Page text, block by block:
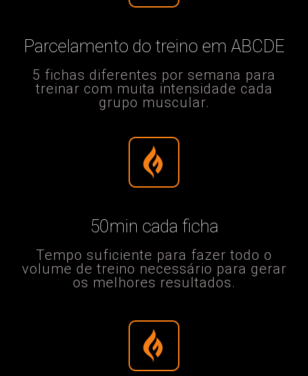
Parcelamento do treino em ABCDE
5 fichas diferentes por semana para
treinar com muita intensidade cada
grupo muscular.​
50min cada ficha
Tempo suficiente para fazer todo o
volume de treino necessário para gerar
os melhores resultados.​